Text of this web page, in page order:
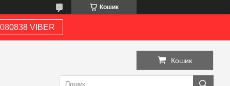
Кошик
VIBER
Кошик